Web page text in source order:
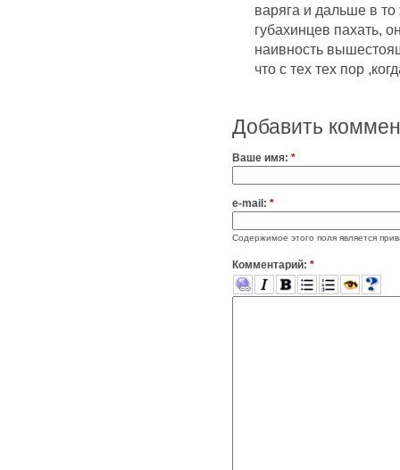
варяга и дальше в то
губахинцев пахать,
наивность
что с тех тех пор
Добавить
Ваше имя: *
e-mail: *
Содержимое этого поля является
Комментарий: *